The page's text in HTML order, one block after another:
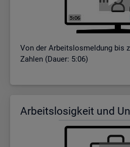
Von der Ar­beits­los­mel­dung bis
Zah­len (Dauer: 5:06)
Ar­beits­lo­sig­keit und